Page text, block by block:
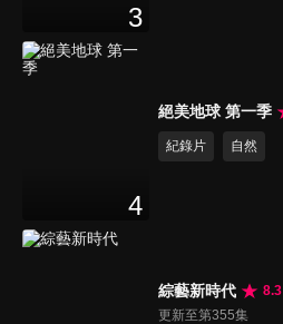
3
4
絕美地球 第一季
紀錄片 自然
綜藝新時代
8.3
更新至第355集